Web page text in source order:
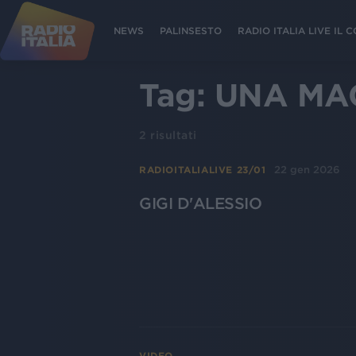
NEWS PALINSESTO RADIO ITALIA LIVE IL
Tag: UNA
2 risultati
RADIOITALIALIVE 23/01 22 gen 2026
GIGI D'ALESSIO